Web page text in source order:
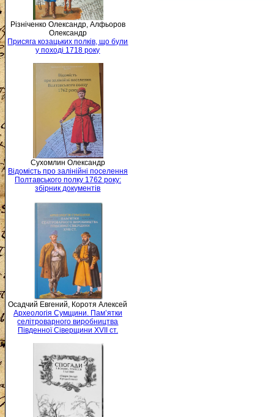
Різніченко Олександр, Алфьоров
Олександр
Присяга козацьких полків, що були
у поході 1718 року
Сухомлин Олександр
Відомість про залінійні поселення
Полтавського полку 1762 року:
збірник документів
Осадчий Евгений, Коротя Алексей
Археологія Сумщини. Пам’ятки
селітроварного виробництва
Південної Сіверщини XVII ст.